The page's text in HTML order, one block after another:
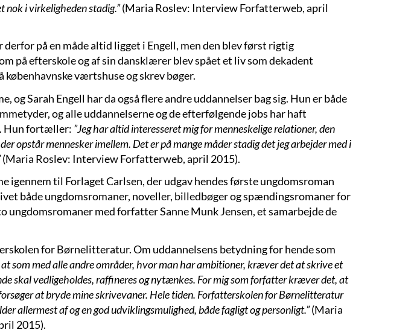
nok i virkeligheden stadig.”(Maria Roslev: Interview Forfatterweb, april
på en måde altid ligget i Engell, men den blev først rigtig
på efterskole og af sin dansklærer blev spået et liv som dekadent
værtshuse og skrev bøger.
og Sarah Engell har da også flere andre uddannelser bag sig. Hun er både
og alle uddannelserne og de efterfølgende jobs har haft
Hun fortæller: ”Jeg har altid interesseret mig for menneskelige relationer, den
opstår mennesker imellem. Det er på mange måder stadig det jeg arbejder med i
(Maria Roslev: Interview Forfatterweb, april 2015).
igennem til Forlaget Carlsen, der udgav hendes første ungdomsroman
både ungdomsromaner, noveller, billedbøger og spændingsromaner for
ungdomsromaner med forfatter Sanne Munk Jensen, et samarbejde de
for Børnelitteratur. Om uddannelsens betydning for hende som
at som med alle andre områder, hvor man har ambitioner, kræver det at skrive et
skal vedligeholdes, raffineres og nytænkes. For mig som forfatter kræver det, at
at bryde mine skrivevaner. Hele tiden. Forfatterskolen for Børnelitteratur
allermest af og en god udviklingsmulighed, både fagligt og personligt.”(Maria
2015).